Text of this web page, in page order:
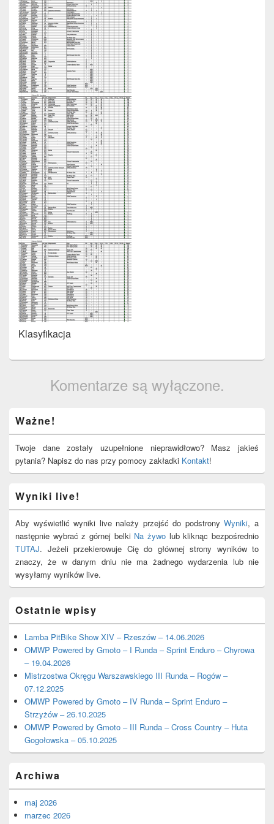
Klasyfikacja
Komentarze są wyłączone.
Sidebar
Widget
Area
Ważne!
Twoje dane zostały uzupełnione nieprawidłowo? Masz jakieś
pytania? Napisz do nas przy pomocy zakładki Kontakt!
Wyniki live!
Aby wyświetlić wyniki live należy przejść do podstronyWyniki, a
następnie wybrać z górnej belki Na żywo lub kliknąc bezpośrednio
TUTAJ. Jeżeli przekierowuje Cię do głównej strony wyników to
znaczy, że w danym dniu nie ma żadnego wydarzenia lub nie
wysyłamy wyników live.
Ostatnie wpisy
Lamba PitBike Show XIV – Rzeszów – 14.06.2026
OMWP Powered by Gmoto – I Runda – Sprint Enduro – Chyrowa
– 19.04.2026
Mistrzostwa Okręgu Warszawskiego III Runda – Rogów –
07.12.2025
OMWP Powered by Gmoto – IV Runda – Sprint Enduro –
Strzyżów – 26.10.2025
OMWP Powered by Gmoto – III Runda – Cross Country – Huta
Gogołowska – 05.10.2025
Archiwa
maj 2026
marzec 2026